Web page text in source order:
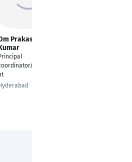
Prakash
Consulta